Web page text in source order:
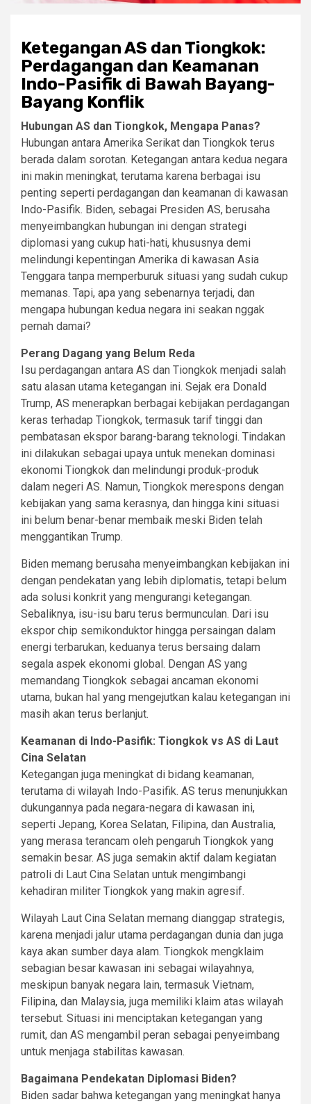
Ketegangan AS dan Tiongkok:
Perdagangan dan Keamanan
Indo-Pasifik di Bawah Bayang-
Bayang Konflik
Hubungan AS dan Tiongkok, Mengapa Panas?
Hubungan antara Amerika Serikat dan Tiongkok terus
berada dalam sorotan. Ketegangan antara kedua negara
ini makin meningkat, terutama karena berbagai isu
penting seperti perdagangan dan keamanan di kawasan
Indo-Pasifik. Biden, sebagai Presiden AS, berusaha
menyeimbangkan hubungan ini dengan strategi
diplomasi yang cukup hati-hati, khususnya demi
melindungi kepentingan Amerika di kawasan Asia
Tenggara tanpa memperburuk situasi yang sudah cukup
memanas. Tapi, apa yang sebenarnya terjadi, dan
mengapa hubungan kedua negara ini seakan nggak
pernah damai?
Perang Dagang yang Belum Reda
Isu perdagangan antara AS dan Tiongkok menjadi salah
satu alasan utama ketegangan ini. Sejak era Donald
Trump, AS menerapkan berbagai kebijakan perdagangan
keras terhadap Tiongkok, termasuk tarif tinggi dan
pembatasan ekspor barang-barang teknologi. Tindakan
ini dilakukan sebagai upaya untuk menekan dominasi
ekonomi Tiongkok dan melindungi produk-produk
dalam negeri AS. Namun, Tiongkok merespons dengan
kebijakan yang sama kerasnya, dan hingga kini situasi
ini belum benar-benar membaik meski Biden telah
menggantikan Trump.
Biden memang berusaha menyeimbangkan kebijakan ini
dengan pendekatan yang lebih diplomatis, tetapi belum
ada solusi konkrit yang mengurangi ketegangan.
Sebaliknya, isu-isu baru terus bermunculan. Dari isu
ekspor chip semikonduktor hingga persaingan dalam
energi terbarukan, keduanya terus bersaing dalam
segala aspek ekonomi global. Dengan AS yang
memandang Tiongkok sebagai ancaman ekonomi
utama, bukan hal yang mengejutkan kalau ketegangan ini
masih akan terus berlanjut.
Keamanan di Indo-Pasifik: Tiongkok vs AS di Laut
Cina Selatan
Ketegangan juga meningkat di bidang keamanan,
terutama di wilayah Indo-Pasifik. AS terus menunjukkan
dukungannya pada negara-negara di kawasan ini,
seperti Jepang, Korea Selatan, Filipina, dan Australia,
yang merasa terancam oleh pengaruh Tiongkok yang
semakin besar. AS juga semakin aktif dalam kegiatan
patroli di Laut Cina Selatan untuk mengimbangi
kehadiran militer Tiongkok yang makin agresif.
Wilayah Laut Cina Selatan memang dianggap strategis,
karena menjadi jalur utama perdagangan dunia dan juga
kaya akan sumber daya alam. Tiongkok mengklaim
sebagian besar kawasan ini sebagai wilayahnya,
meskipun banyak negara lain, termasuk Vietnam,
Filipina, dan Malaysia, juga memiliki klaim atas wilayah
tersebut. Situasi ini menciptakan ketegangan yang
rumit, dan AS mengambil peran sebagai penyeimbang
untuk menjaga stabilitas kawasan.
Bagaimana Pendekatan Diplomasi Biden?
Biden sadar bahwa ketegangan yang meningkat hanya